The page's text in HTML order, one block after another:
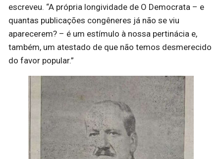
escreveu. “A própria longividade de O Democrata – e
quantas publicações congêneres já não se viu
aparecerem? – é um estímulo à nossa pertinácia e,
também, um atestado de que não temos desmerecido
do favor popular.”